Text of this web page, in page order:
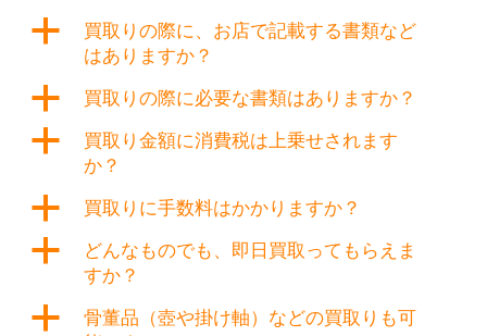
a
買取りの際に、お店で記載する書類など
はありますか？
a 買取りの際に必要な書類はありますか？
a
買取り金額に消費税は上乗せされます
か？
a 買取りに手数料はかかりますか？
a
どんなものでも、即日買取ってもらえま
すか？
a
骨董品（壺や掛け軸）などの買取りも可